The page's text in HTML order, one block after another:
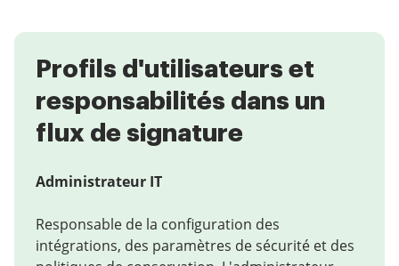
Profils d'utilisateurs et
responsabilités dans un
flux de signature
Administrateur IT
Responsable de la configuration des
intégrations, des paramètres de sécurité et des